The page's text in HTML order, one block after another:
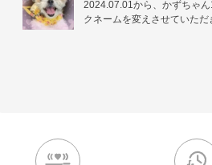
2024.07.01から、かずちゃ
クネームを変えさせていただ